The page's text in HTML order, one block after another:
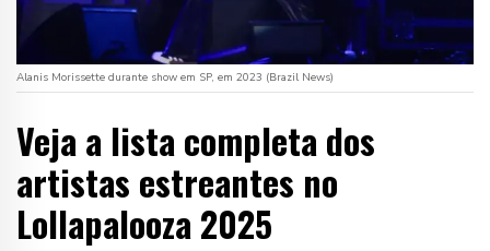
Alanis Morissette durante show em SP, em 2023 (Brazil News)
Veja a lista completa dos
artistas estreantes no
Lollapalooza 2025